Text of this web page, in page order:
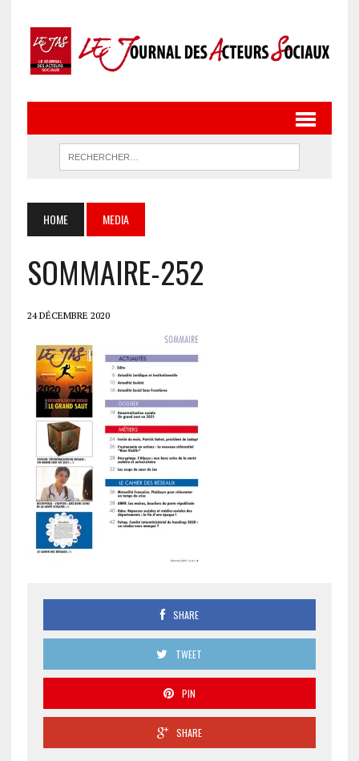
HOME MEDIA
SOMMAIRE-252
24 DÉCEMBRE 2020
SHARE
TWEET
PIN
SHARE